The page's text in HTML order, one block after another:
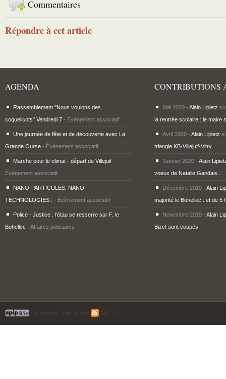
Commentaires
Répondre à cet article
AGENDA
Rassemblement "Nous voulons des
coquelicots" Vendredi 7 - Évènement associatif
Une journée de fête et de découverte avec La
Grande Ourse - Évènement associatif
Marche pour le climat - départ de Villejuif -
Évènement associatif
NANO-PARTICULES, NANO-
TECHNOLOGIES : - Évènement associatif
Police - Justice : l’étau se resserre sur F. le
Bohellec - Affaires judiciaires
CONTRIBUTIONS
Mai 2020 - Alain Lipietz
la rentrée scolaire : le maire
Avril 2020 - Alain Lipietz
triangle KB-Villejuif-Vitry
Janvier 2020 - Alain
voeux de Natalie Gandais...
Décembre 2019 - Alain
majorité le Bohellec : et de 5 !
Novembre 2019 - Alain
Bizet sont coupés